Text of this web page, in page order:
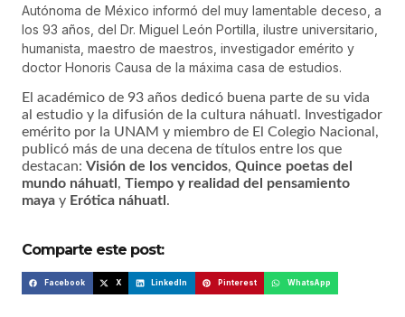
Autónoma de México informó del muy lamentable deceso, a
los 93 años, del Dr. Miguel León Portilla, ilustre universitario,
humanista, maestro de maestros, investigador emérito y
doctor Honoris Causa de la máxima casa de estudios.
El académico de 93 años dedicó buena parte de su vida
al estudio y la difusión de la cultura náhuatl. Investigador
emérito por la UNAM y miembro de El Colegio Nacional,
publicó más de una decena de títulos entre los que
destacan: Visión de los vencidos, Quince poetas del
mundo náhuatl , Tiempo y realidad del pensamiento
maya y Erótica náhuatl .
Comparte este post:
Facebook X LinkedIn Pinterest WhatsApp